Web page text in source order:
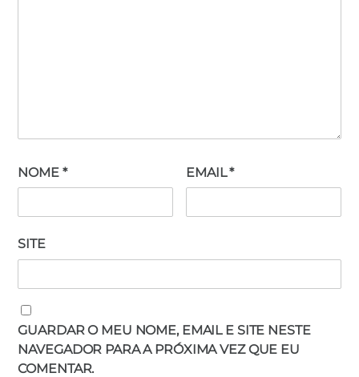
NOME * EMAIL*
SITE
GUARDAR O MEU NOME, EMAIL E SITE NESTE
NAVEGADOR PARA A PRÓXIMA VEZ QUE EU
COMENTAR.